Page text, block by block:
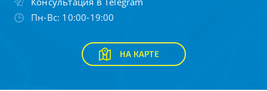
Пн-Вс: 10:00-19:00
НА КАРТЕ